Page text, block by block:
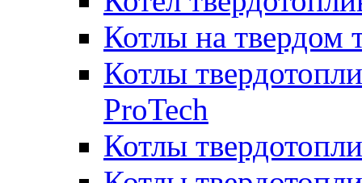
Котлы на твердом
Котлы
ProTech
Котлы